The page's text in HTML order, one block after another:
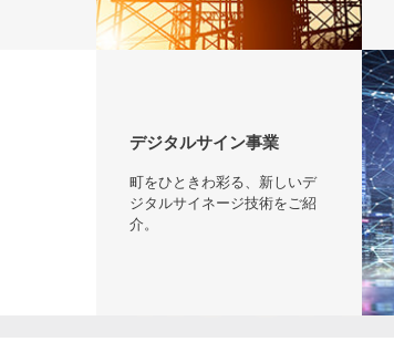
デジタルサイン事業
町をひときわ彩る、新しいデ
ジタルサイネージ技術をご紹
介。